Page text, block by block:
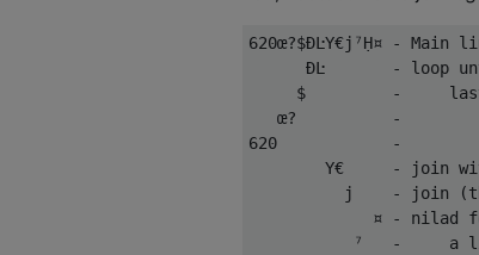
620œ?$ÐĿY€j⁷Ḥ¤ -
ÐĿ       - loop
$         -
œ?          -
620            -
Y€     - join
j    - join
¤ - nilad
⁷   -     a